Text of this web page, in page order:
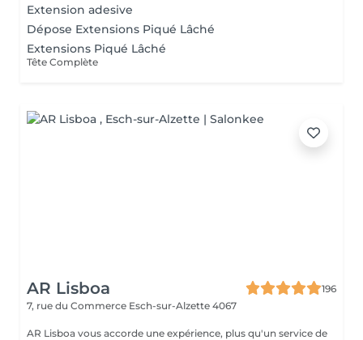
Extension adesive
Dépose Extensions Piqué Lâché
Extensions Piqué Lâché
Tête Complète
AR Lisboa
196
7, rue du Commerce Esch-sur-Alzette 4067
AR Lisboa vous accorde une expérience, plus qu'un service de